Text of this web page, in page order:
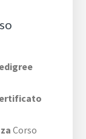
Corso